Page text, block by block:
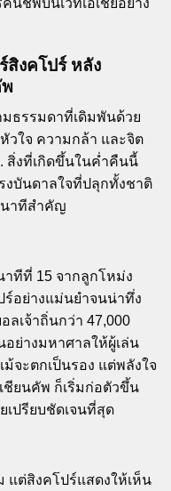
นชีพบนเวทีเอเชียอย่าง
สิงคโปร์ หลัง
มธรรมดาที่เดิมพันด้วย
วใจ ความกล้า และจิต
งที่เกิดขึ้นในค่ำคืนนี้
งบันดาลใจที่ปลุกทั้งชาติ
นาทีสำคัญ
าทีที่ 15 จากลูกโหม่ง
อย่างแม่นยำจนน่าทึ่ง
ลเจ้าถิ่นกว่า 47,000
อย่างมหาศาลให้ผู้เล่น
จะตกเป็นรอง แต่พลังใจ
ชียนคัพ ก็เริ่มก่อตัวขึ้น
เปรียบชัดเจนที่สุด
แต่สิงคโปร์แสดงให้เห็น